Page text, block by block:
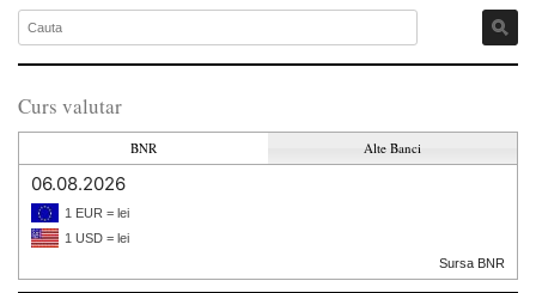
Curs valutar
BNR Alte Banci
06.08.2026
1 EUR = lei
1 USD = lei
Sursa BNR